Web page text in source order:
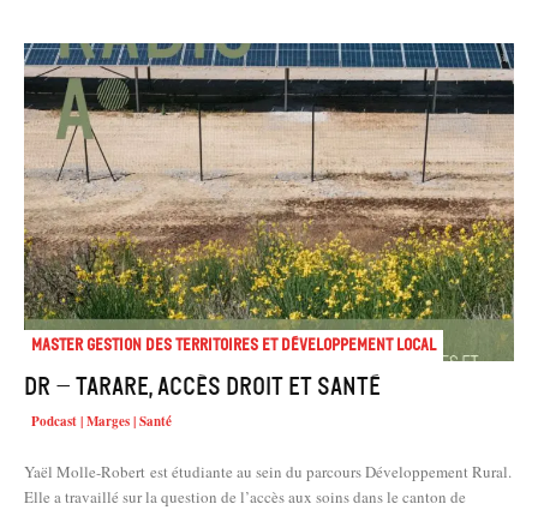
Master Gestion des territoires et développement local
DR – Tarare, accès droit et santé
Podcast | Marges | Santé
Yaël Molle-Robert est étudiante au sein du parcours Développement Rural.
Elle a travaillé sur la question de l’accès aux soins dans le canton de